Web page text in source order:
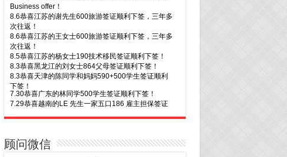
Business offer！
8.6恭喜江苏的谢先生600旅游签证顺利下签，三年多
7.29恭喜越南的LE 先生一家五口186 雇主担保签证
顺利下签！
7.29恭喜日本的Motegi女士485工作签证顺利下签！
7.28恭喜山东的李先生189技术移民签证顺利下签！
7.24恭喜辽宁的蔡同学500学生签证顺利下签！
7.24恭喜山东的许同学顺利拿到莫纳什大学Bachelor
of Accounting offer!
7.22恭喜安徽的吴先生190技术移民签证顺利下签！
7.22恭喜尼泊尔的Shrestha先生491州担保签证顺利
下签！
签！
7.15恭喜江苏的曹同学500学生签证顺利下签！
顾问微信